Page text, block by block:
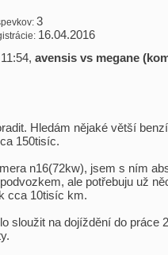
3
16.04.2016
avensis vs megane
Hledám nějaké větší
150tisíc.
n16(72kw), jsem s ním
ale potřebuju už
cca 10tisíc km.
sloužit na dojíždění do práce